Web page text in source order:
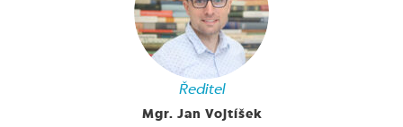
Ředitel
Mgr. Jan Vojtíšek